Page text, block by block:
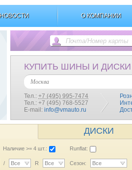
НОВОСТИ О КОМПАНИИ
КУПИТЬ ШИНЫ И ДИСКИ
Москва
Тел.: +7 (495) 995-7474
Тел.: +7 (495) 768-5527
E-mail: info@vmauto.ru
ДИСКИ
Наличие >= 4 шт.: Runflat:
/ Все R Все Сезон: Все